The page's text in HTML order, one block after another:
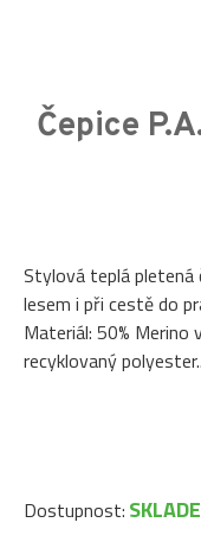
Čepice
Stylová teplá pletená
lesem i při cestě do
Materiál: 50% Merino
recyklovaný polyester..
Dostupnost: